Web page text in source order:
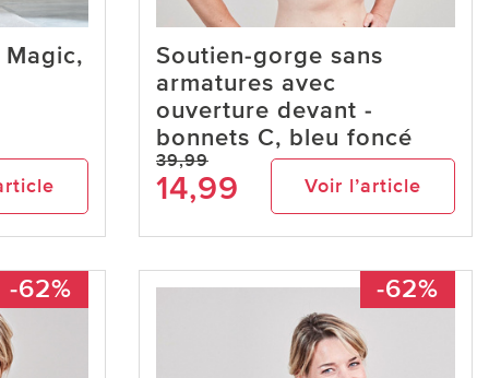
Soutien-gorge sans
armatures avec
ouverture devant -
bonnets C, bleu foncé
39,99
14,99 Voir l’article
-62% -62%